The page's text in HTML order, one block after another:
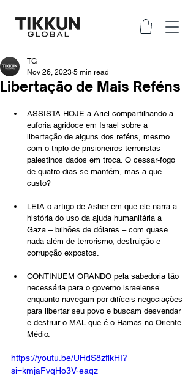
Libertação de Mais Reféns
TG
Nov 26, 2023 5 min read
ASSISTA HOJE a Ariel compartilhando a
euforia agridoce em Israel sobre a
libertação de alguns dos reféns, mesmo
com o triplo de prisioneiros terroristas
palestinos dados em troca. O cessar-fogo
de quatro dias se mantém, mas a que
custo?
LEIA o artigo de Asher em que ele narra a
história do uso da ajuda humanitária a
Gaza – bilhões de dólares – com quase
nada além de terrorismo, destruição e
corrupção expostos.
CONTINUEM ORANDO pela sabedoria tão
necessária para o governo israelense
enquanto navegam por difíceis negociações
para libertar seu povo e buscam desvendar
e destruir o MAL que é o Hamas no Oriente
Médio.
https://youtu.be/UHdS8zflkHI?
si=kmjaFvqHo3V-eaqz